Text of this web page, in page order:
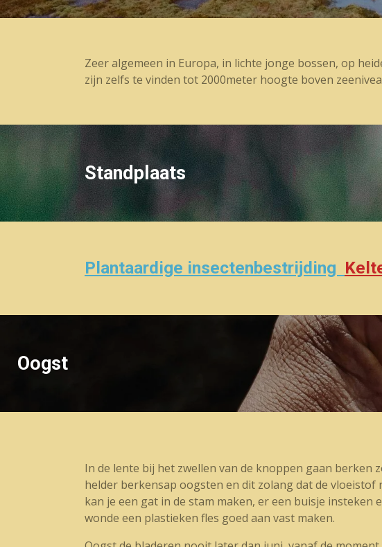
Zeer algemeen in Europa, in lichte jonge bossen, op
zijn zelfs te vinden tot 2000meter hoogte boven
Standplaats
Plantaardige insectenbestrijding
Oogst
In de lente bij het zwellen van de knoppen gaan
helder berkensap oogsten en dit zolang dat de
kan je een gat in de stam maken, er een buisje
wonde een plastieken fles goed aan vast maken.